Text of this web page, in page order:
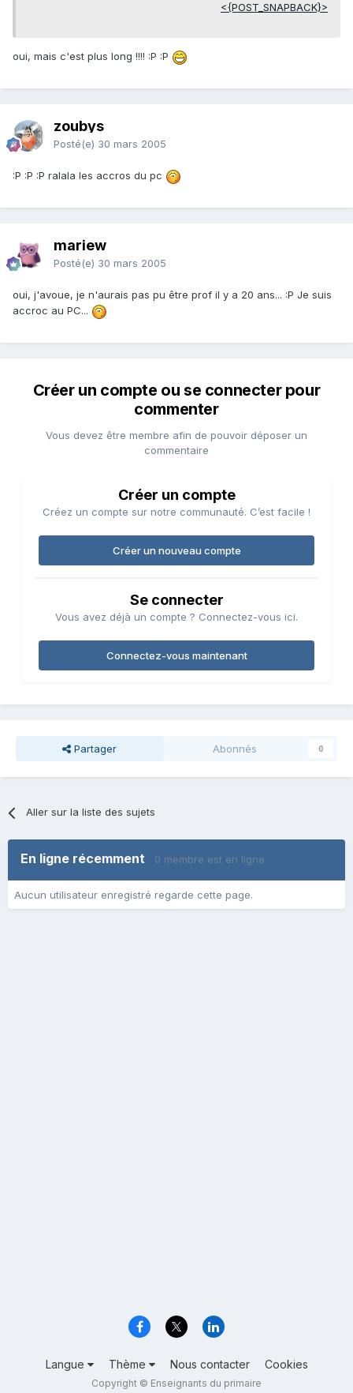
<{POST_SNAPBACK}>
oui, mais c'est plus long !!!! :P :P
zoubys
Posté(e) 30 mars 2005
:P :P :P ralala les accros du pc
mariew
Posté(e) 30 mars 2005
oui, j'avoue, je n'aurais pas pu être prof il y a 20 ans... :P Je suis
accroc au PC...
Créer un compte ou se connecter pour
commenter
Vous devez être membre afin de pouvoir déposer un
commentaire
Créer un compte
Créez un compte sur notre communauté. C’est facile !
Créer un nouveau compte
Se connecter
Vous avez déjà un compte ? Connectez-vous ici.
Connectez-vous maintenant
Partager Abonnés 0
Aller sur la liste des sujets
En ligne récemment 0 membre est en ligne
Aucun utilisateur enregistré regarde cette page.
Langue Thème Nous contacter Cookies
Copyright © Enseignants du primaire